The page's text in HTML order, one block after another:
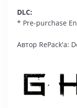
DLC:
* Pre-purchase
Автор RePack'a: